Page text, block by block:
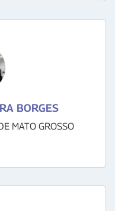
BORGES
MATO GROSSO